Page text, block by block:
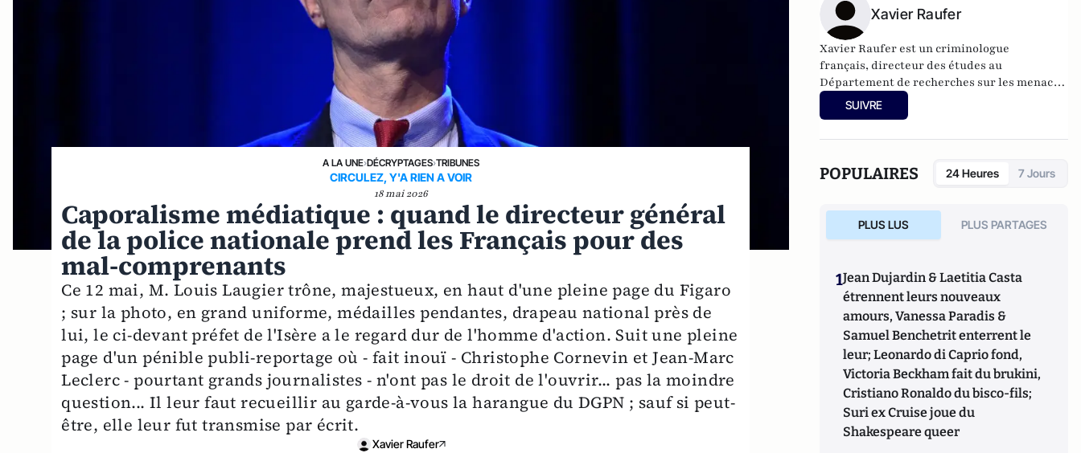
A LA UNE›DÉCRYPTAGES›TRIBUNES
CIRCULEZ, Y'A RIEN A VOIR
18 mai 2026
Caporalisme médiatique : quand le directeur général
de la police nationale prend les Français pour des
mal-comprenants
Ce 12 mai, M. Louis Laugier trône, majestueux, en haut d'une pleine page du Figaro
; sur la photo, en grand uniforme, médailles pendantes, drapeau national près de
lui, le ci-devant préfet de l'Isère a le regard dur de l'homme d'action. Suit une pleine
page d'un pénible publi-reportage où - fait inouï - Christophe Cornevin et Jean-Marc
Leclerc - pourtant grands journalistes - n'ont pas le droit de l'ouvrir... pas la moindre
question... Il leur faut recueillir au garde-à-vous la harangue du DGPN ; sauf si peut-
être, elle leur fut transmise par écrit.
Xavier Raufer
Xavier Raufer
Xavier Raufer est un criminologue
français, directeur des études au
Département de recherches sur les menaces
criminelles contemporaines à l'
Paris II, et auteur de nombreux ouvrages sur
triades, cartels, clans
. Il est directeur
d'études, pôle sécurité-défense-
Arts et Métiers.
SUIVRE
POPULAIRES 24 Heures 7 Jours
PLUS LUS PLUS PARTAGES
1Jean Dujardin & Laetitia Casta
étrennent leurs nouveaux
amours, Vanessa Paradis &
Samuel Benchetrit enterrent le
leur; Leonardo di Caprio fond,
Victoria Beckham fait du brukini,
Cristiano Ronaldo du bisco-fils;
Suri ex Cruise joue du
Shakespeare queer